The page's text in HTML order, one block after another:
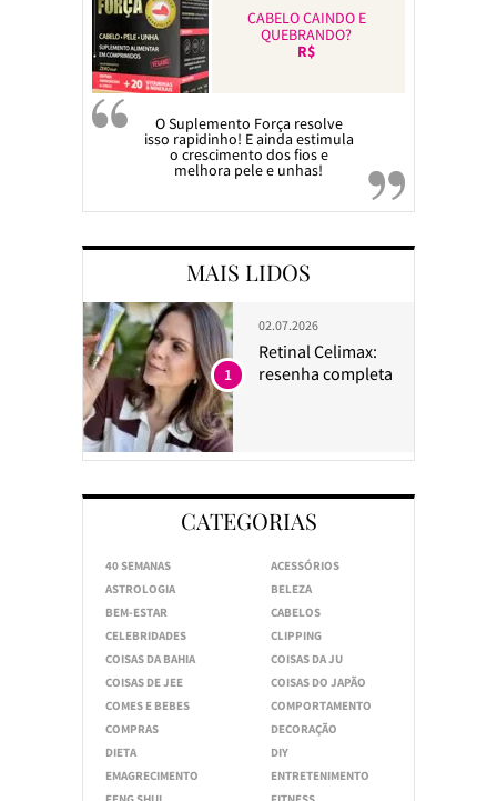
CABELO CAINDO E
QUEBRANDO?
R$
O Suplemento Força resolve
isso rapidinho! E ainda estimula
o crescimento dos fios e
melhora pele e unhas!
MAIS LIDOS
02.07.2026
Retinal Celimax:
resenha completa
1
CATEGORIAS
40 SEMANAS
ACESSÓRIOS
ASTROLOGIA
BELEZA
BEM-ESTAR
CABELOS
CELEBRIDADES
CLIPPING
COISAS DA BAHIA
COISAS DA JU
COISAS DE JEE
COISAS DO JAPÃO
COMES E BEBES
COMPORTAMENTO
COMPRAS
DECORAÇÃO
DIETA
DIY
EMAGRECIMENTO
ENTRETENIMENTO